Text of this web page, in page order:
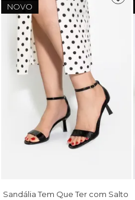
NOVO
Sandália Tem Que Ter com Salto